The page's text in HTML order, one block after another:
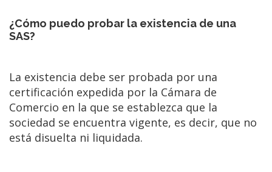
¿Cómo puedo probar la existencia de una
SAS?
La existencia debe ser probada por una
certificación expedida por la Cámara de
Comercio en la que se establezca que la
sociedad se encuentra vigente, es decir, que no
está disuelta ni liquidada.